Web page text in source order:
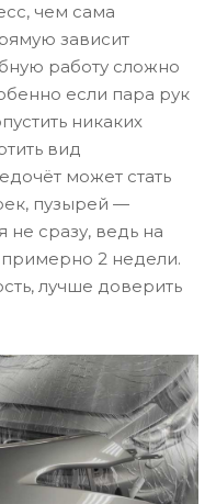
чем сама
зависит
работу сложно
если пара рук
никаких
вид
может стать
пузырей —
не сразу, ведь на
примерно 2 недели.
лучше доверить